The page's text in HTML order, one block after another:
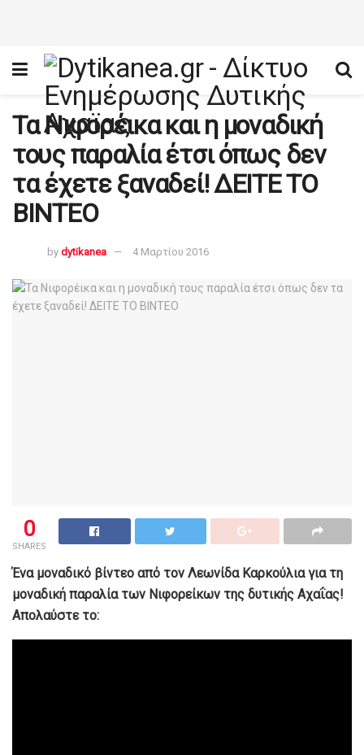
Τα Νιφορέικα και η μοναδική
τους παραλία έτσι όπως δεν
τα έχετε ξαναδεί! ΔΕΙΤΕ ΤΟ
ΒΙΝΤΕΟ
by dytikanea 4 Μαρτίου 2016
0
SHARES
Ένα μοναδικό βίντεο από τον Λεωνίδα Καρκούλια για τη
μοναδική παραλία των Νιφορείκων της δυτικής Αχαΐας!
Απολαύστε το: